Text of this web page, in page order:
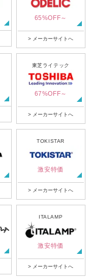
65%OFF～
> メーカーサイトへ
東芝ライテック
67%OFF～
> メーカーサイトへ
TOKISTAR
激安特価
> メーカーサイトへ
ITALAMP
激安特価
> メーカーサイトへ